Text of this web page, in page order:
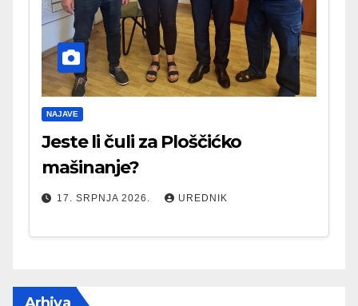
NAJAVE
Jeste li čuli za Ploščićko
mašinanje?
17. SRPNJA 2026. UREDNIK
Arhiva